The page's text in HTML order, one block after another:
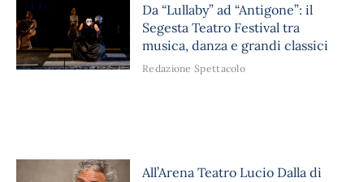
Da “Lullaby” ad “Antigone”: il
Segesta Teatro Festival tra
musica, danza e grandi classici
Redazione Spettacolo
All’Arena Teatro Lucio Dalla di